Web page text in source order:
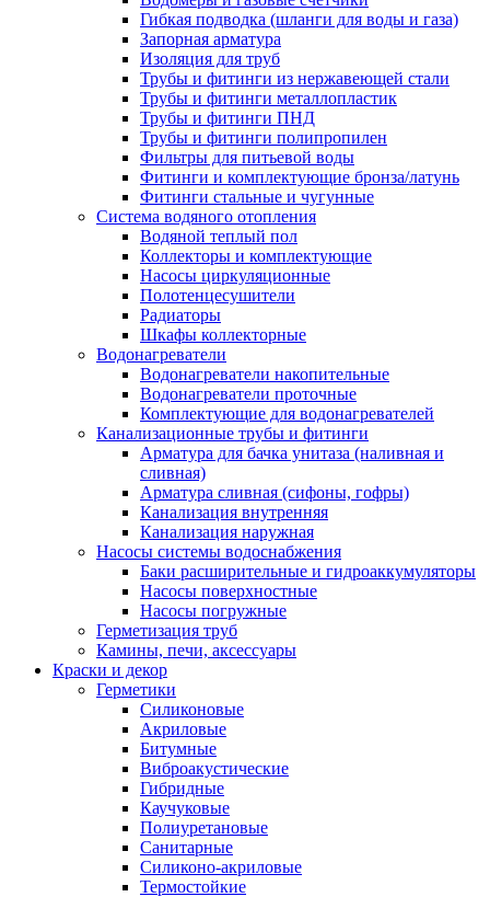
Гибкая подводка (шланги для воды и газа)
Запорная арматура
Изоляция для труб
Трубы и фитинги из нержавеющей стали
Трубы и фитинги металлопластик
Трубы и фитинги ПНД
Трубы и фитинги полипропилен
Фильтры для питьевой воды
Фитинги и комплектующие бронза/латунь
Фитинги стальные и чугунные
Система водяного отопления
Водяной теплый пол
Коллекторы и комплектующие
Насосы циркуляционные
Полотенцесушители
Радиаторы
Шкафы коллекторные
Водонагреватели
Водонагреватели накопительные
Водонагреватели проточные
Комплектующие для водонагревателей
Канализационные трубы и фитинги
Арматура для бачка унитаза (наливная и
сливная)
Арматура сливная (сифоны, гофры)
Канализация внутренняя
Канализация наружная
Насосы системы водоснабжения
Баки расширительные и гидроаккумуляторы
Насосы поверхностные
Насосы погружные
Герметизация труб
Камины, печи, аксессуары
Краски и декор
Герметики
Силиконовые
Акриловые
Битумные
Виброакустические
Гибридные
Каучуковые
Полиуретановые
Санитарные
Силиконо-акриловые
Термостойкие